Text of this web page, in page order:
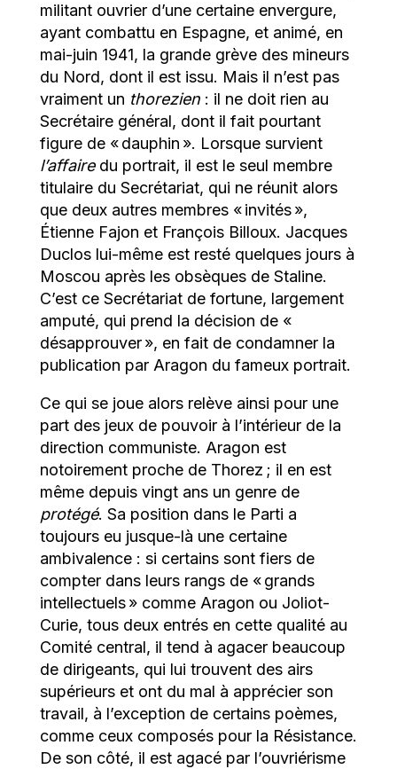
militant ouvrier d’une certaine envergure,
ayant combattu en Espagne, et animé, en
mai-juin 1941, la grande grève des mineurs
du Nord, dont il est issu. Mais il n’est pas
vraiment un thorezien: il ne doit rien au
Secrétaire général, dont il fait pourtant
figure de « dauphin ». Lorsque survient
l’affairedu portrait, il est le seul membre
titulaire du Secrétariat, qui ne réunit alors
que deux autres membres « invités »,
Étienne Fajon et François Billoux. Jacques
Duclos lui-même est resté quelques jours à
Moscou après les obsèques de Staline.
C’est ce Secrétariat de fortune, largement
amputé, qui prend la décision de «
désapprouver », en fait de condamner la
publication par Aragon du fameux portrait.
Ce qui se joue alors relève ainsi pour une
part des jeux de pouvoir à l’intérieur de la
direction communiste. Aragon est
notoirement proche de Thorez ; il en est
même depuis vingt ans un genre de
protégé. Sa position dans le Parti a
toujours eu jusque-là une certaine
ambivalence : si certains sont fiers de
compter dans leurs rangs de « grands
intellectuels » comme Aragon ou Joliot-
Curie, tous deux entrés en cette qualité au
Comité central, il tend à agacer beaucoup
de dirigeants, qui lui trouvent des airs
supérieurs et ont du mal à apprécier son
travail, à l’exception de certains poèmes,
comme ceux composés pour la Résistance.
De son côté, il est agacé par l’ouvriérisme